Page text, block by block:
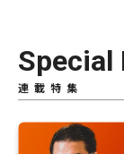
Special
連載特集